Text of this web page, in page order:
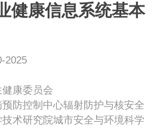
健康信息系统基本
2025
康委员会
防控制中心辐射防护与核安全
术研究院城市安全与环境科学